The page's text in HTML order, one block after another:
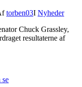
torben03I Nyheder
Chuck Grassley,
resultaterne af